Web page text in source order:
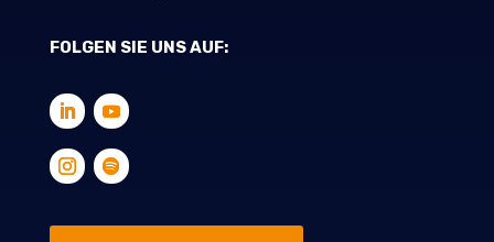
FOLGEN SIE UNS AUF: